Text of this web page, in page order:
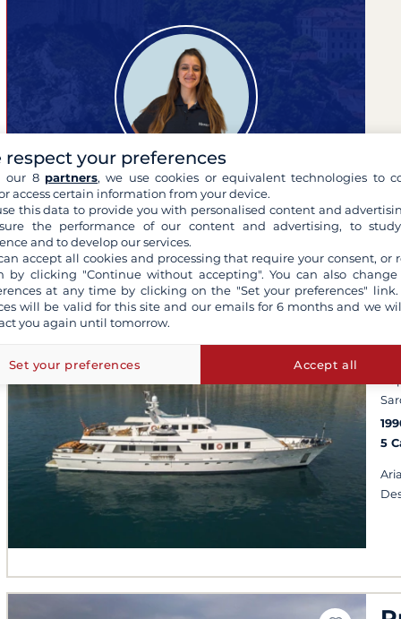
Carlotta
esperta delle tue crociere
5
respect your preferences
our 8 partners, we use cookies or equivalent technologies to
access certain information from your device.
this data to provide you with personalised content and
the performance of our content and advertising, to
and to develop our services.
accept all cookies and processing that require your consent, or
by clicking "Continue without accepting". You can also change
at any time by clicking on the "Set your preferences" link.
will be valid for this site and our emails for 6 months and we
you again until tomorrow.
Set your preferences Accept all